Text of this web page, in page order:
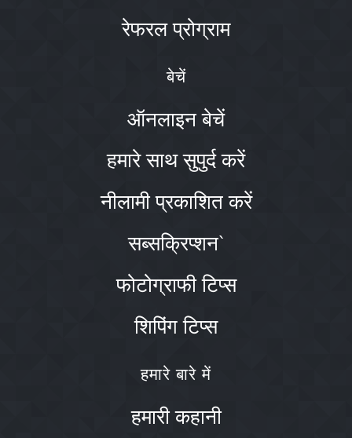
रेफरल प्रोग्राम
बेचें
ऑनलाइन बेचें
हमारे साथ सुपुर्द करें
नीलामी प्रकाशित करें
सब्सक्रिप्शन`
फोटोग्राफी टिप्स
शिपिंग टिप्स
हमारे बारे में
हमारी कहानी